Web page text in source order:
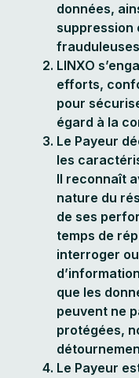
données,
suppression
LINXO
efforts,
pour
égard à la
Le Payeur
les
Il reconnaît
nature du
de ses
temps de
interroger
que les
peuvent ne
protégées,
Le Payeur